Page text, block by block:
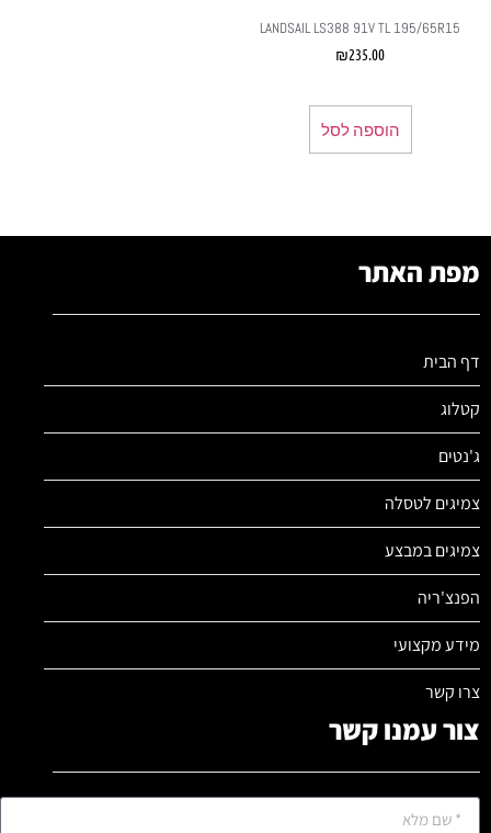
LANDSAIL LS388 91V TL 195/65R15
₪235.00
הוספה לסל
מפת האתר
דף הבית
קטלוג
ג'נטים
צמיגים לטסלה
צמיגים במבצע
הפנצ'ריה
מידע מקצועי
צרו קשר
צור עמנו קשר